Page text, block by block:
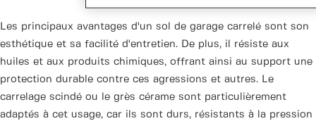
Les principaux avantages d'un sol de garage carrelé sont son
esthétique et sa facilité d'entretien. De plus, il résiste aux
huiles et aux produits chimiques, offrant ainsi au support une
protection durable contre ces agressions et autres. Le
carrelage scindé ou le grès cérame sont particulièrement
adaptés à cet usage, car ils sont durs, résistants à la pression